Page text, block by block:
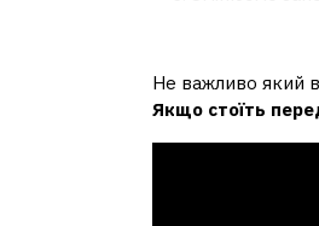
Не важливо який
Якщо стоїть